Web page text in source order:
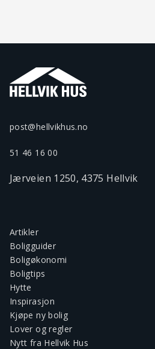
post@hellvikhus.no
51 46 16 00
Jærveien 1250, 4375 Hellvik
Artikler
Boligguider
Boligøkonomi
Boligtips
Hytte
Inspirasjon
Kjøpe ny bolig
Lover og regler
Nytt fra Hellvik Hus